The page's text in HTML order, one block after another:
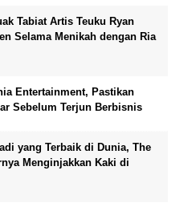
Tabiat Artis Teuku Ryan
Selama Menikah dengan Ria
Entertainment, Pastikan
Sebelum Terjun Berbisnis
yang Terbaik di Dunia, The
Menginjakkan Kaki di